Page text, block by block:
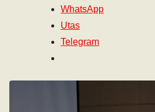
WhatsApp
Utas
Telegram